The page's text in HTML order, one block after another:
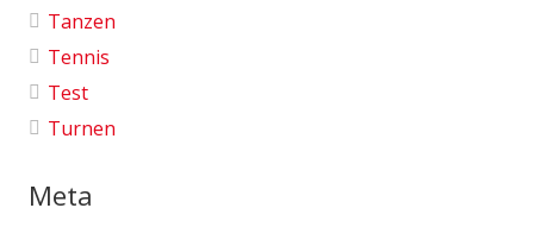
Tanzen
Tennis
Test
Turnen
Meta